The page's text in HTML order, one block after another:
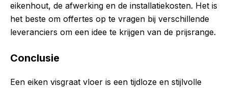
eikenhout, de afwerking en de installatiekosten. Het is
het beste om offertes op te vragen bij verschillende
leveranciers om een idee te krijgen van de prijsrange.
Conclusie
Een eiken visgraat vloer is een tijdloze en stijlvolle